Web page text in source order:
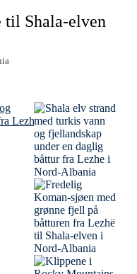
til Shala-elven